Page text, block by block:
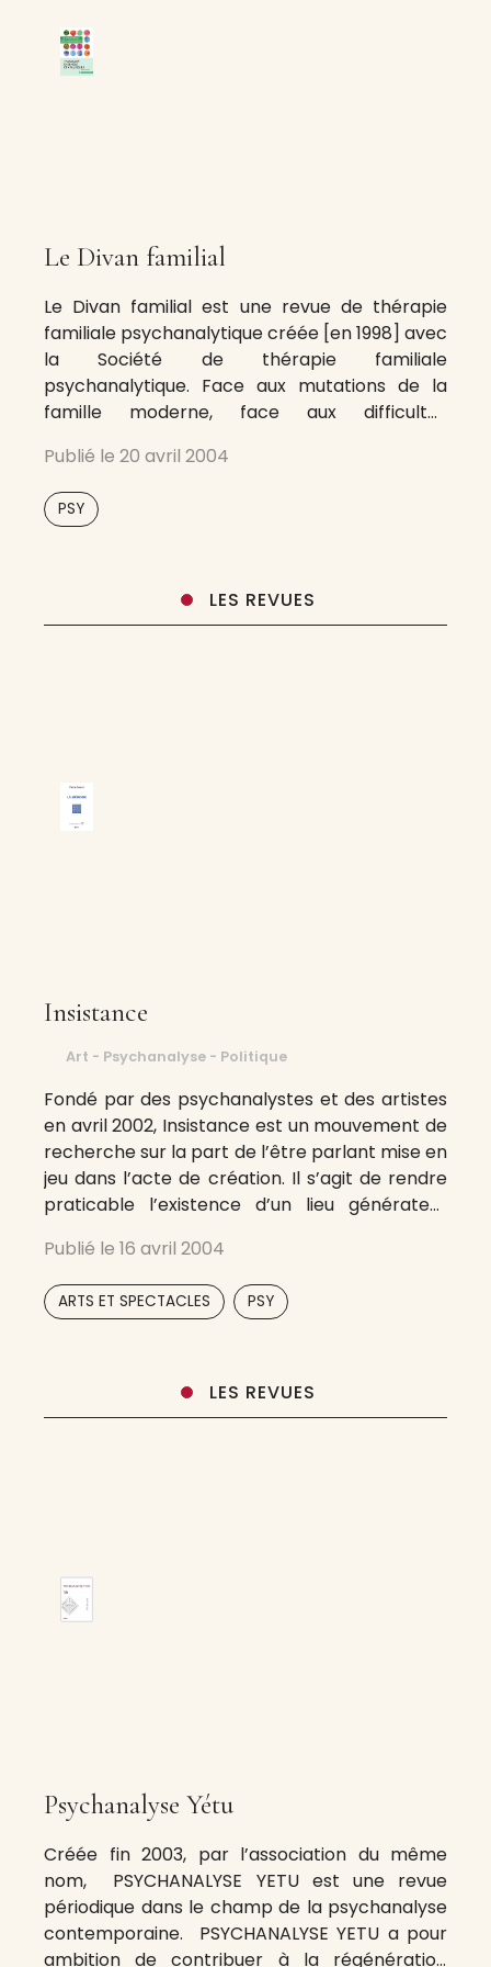
Le Divan familial
Le Divan familial est une revue de thérapie
familiale psychanalytique créée [en 1998] avec
la Société de thérapie familiale
psychanalytique. Face aux mutations de la
famille moderne, face aux difficultés
confrontés les individus, la revue se veut un lieu
de réflexion sur la théorie et les réponses
thérapeutiques appropriées.
Publié le 20 avril 2004
PSY
LES REVUES
Insistance
Art - Psychanalyse - Politique
Fondé par des psychanalystes et des artistes
en avril 2002, Insistance est un mouvement de
recherche sur la part de l’être parlant mise en
jeu dans l’acte de création. Il s’agit de rendre
praticable l’existence d’un lieu générateur
que l’institution traditionnelle – avec sa
statique, sa stature, sa statue
Publié le 16 avril 2004
ARTS ET SPECTACLES PSY
LES REVUES
Psychanalyse Yétu
Créée fin 2003, par l’association du même
nom, PSYCHANALYSE YETU est une revue
périodique dans le champ de la psychanalyse
contemporaine. PSYCHANALYSE YETU a pour
ambition de contribuer à la régénération